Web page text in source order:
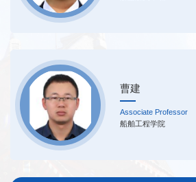
曹建
Associate Professor
船舶工程学院